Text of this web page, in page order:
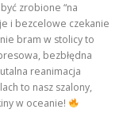
zrobione “na
i bezcelowe czekanie
bram w stolicy to
bezbłędna
reanimacja
to nasz szalony,
w oceanie!